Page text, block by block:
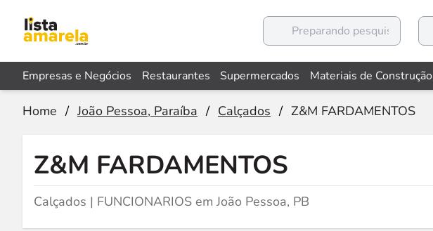
Empresas e Negócios Restaurantes Supermercados Materiais de Construção
Home / João Pessoa, Paraíba / Calçados / Z&M FARDAMENTOS
Z&M FARDAMENTOS
Calçados | FUNCIONARIOS em João Pessoa, PB